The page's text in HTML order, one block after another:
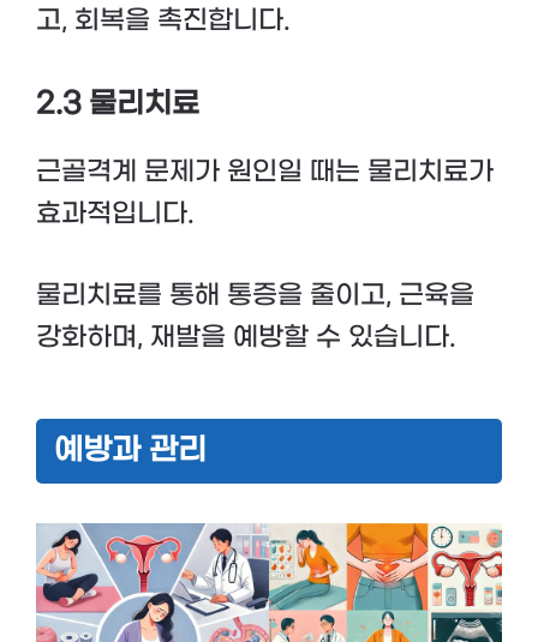
고, 회복을 촉진합니다.
2.3 물리치료
근골격계 문제가 원인일 때는 물리치료가
효과적입니다.
물리치료를 통해 통증을 줄이고, 근육을
강화하며, 재발을 예방할 수 있습니다.
예방과 관리